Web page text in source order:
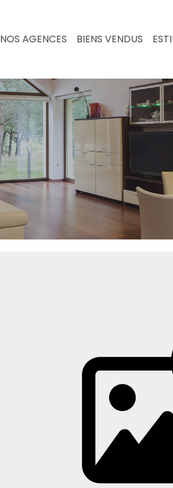
NOS AGENCES BIENS VENDUS